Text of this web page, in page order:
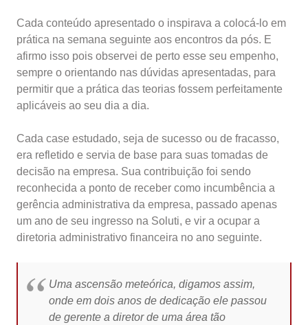
Cada conteúdo apresentado o inspirava a colocá-lo em
prática na semana seguinte aos encontros da pós. E
afirmo isso pois observei de perto esse seu empenho,
sempre o orientando nas dúvidas apresentadas, para
permitir que a prática das teorias fossem perfeitamente
aplicáveis ao seu dia a dia.
Cada case estudado, seja de sucesso ou de fracasso,
era refletido e servia de base para suas tomadas de
decisão na empresa. Sua contribuição foi sendo
reconhecida a ponto de receber como incumbência a
gerência administrativa da empresa, passado apenas
um ano de seu ingresso na Soluti, e vir a ocupar a
diretoria administrativo financeira no ano seguinte.
Uma ascensão meteórica, digamos assim,
onde em dois anos de dedicação ele passou
de gerente a diretor de uma área tão